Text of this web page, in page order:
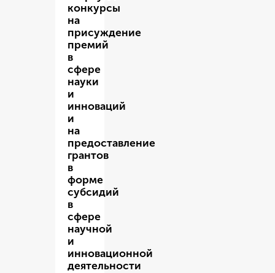
конкурсы
на
присуждение
премий
в
сфере
науки
и
инноваций
и
на
предоставление
грантов
в
форме
субсидий
в
сфере
научной
и
инновационной
деятельности